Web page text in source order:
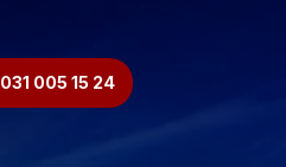
031 005 15 24